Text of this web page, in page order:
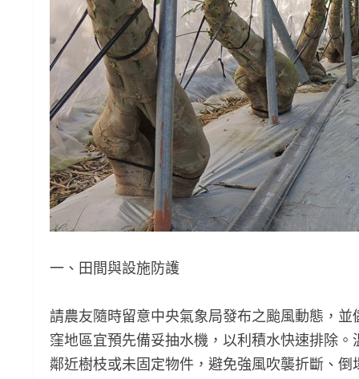
一、田間與設施防護
請農友隨時留意中央氣象局發布之颱風動態，
窪地區宜預先備妥抽水機，以利積水快速排除
鄰近樹枝或未固定物件，避免強風吹襲折斷、